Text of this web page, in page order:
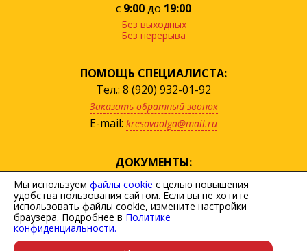
с 9:00до 19:00
Без выходных
Без перерыва
ПОМОЩЬ СПЕЦИАЛИСТА:
Тел.: 8 (920) 932-01-92
Заказать обратный звонок
E-mail: kresovaolga@mail.ru
ДОКУМЕНТЫ:
посмотреть прайс
скачать договор
Политика персональных данных
Пользовательское соглашение
Мы используем файлы cookie с целью повышения
удобства пользования сайтом. Если вы не хотите
использовать файлы cookie, измените настройки
браузера. Подробнее в Политике
конфиденциальности.